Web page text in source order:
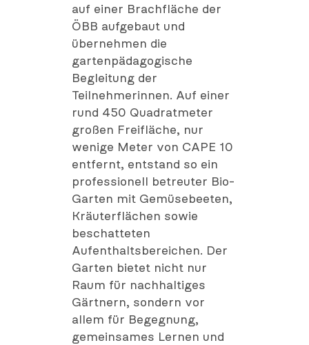
auf einer Brachfläche der
ÖBB aufgebaut und
übernehmen die
gartenpädagogische
Begleitung der
Teilnehmerinnen. Auf einer
rund 450 Quadratmeter
großen Freifläche, nur
wenige Meter von CAPE 10
entfernt, entstand so ein
professionell betreuter Bio-
Garten mit Gemüsebeeten,
Kräuterflächen sowie
beschatteten
Aufenthaltsbereichen. Der
Garten bietet nicht nur
Raum für nachhaltiges
Gärtnern, sondern vor
allem für Begegnung,
gemeinsames Lernen und